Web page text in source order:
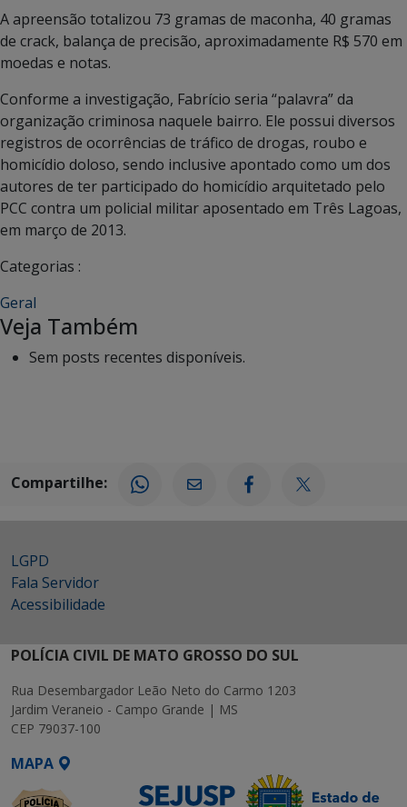
A apreensão totalizou 73 gramas de maconha, 40 gramas
de crack, balança de precisão, aproximadamente R$ 570 em
moedas e notas.
Conforme a investigação, Fabrício seria “palavra” da
organização criminosa naquele bairro. Ele possui diversos
registros de ocorrências de tráfico de drogas, roubo e
homicídio doloso, sendo inclusive apontado como um dos
autores de ter participado do homicídio arquitetado pelo
PCC contra um policial militar aposentado em Três Lagoas,
em março de 2013.
Categorias :
Geral
Veja Também
Sem posts recentes disponíveis.
Compartilhe:
LGPD
Fala Servidor
Acessibilidade
POLÍCIA CIVIL DE MATO GROSSO DO SUL
Rua Desembargador Leão Neto do Carmo 1203
Jardim Veraneio - Campo Grande | MS
CEP 79037-100
MAPA